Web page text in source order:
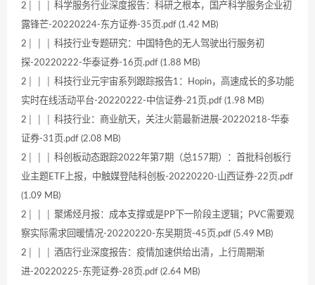
2│ │ │ 科学服务行业深度报告：科研之根本，国产科学服务企业初
露锋芒-20220224-东方证券-35页.pdf (1.42 MB)
2│ │ │ 科技行业专题研究：中国特色的无人驾驶出行服务初
探-20220222-华泰证券-16页.pdf (1.88 MB)
2│ │ │ 科技行业元宇宙系列跟踪报告1：Hopin，高速成长的多功能
实时在线活动平台-20220222-中信证券-21页.pdf (1.98 MB)
2│ │ │ 科技行业：商业航天，关注火箭最新进展-20220218-华泰
证券-31页.pdf (2.08 MB)
2│ │ │ 科创板动态跟踪2022年第7期（总157期）：首批科创板行
业主题ETF上报，中触媒登陆科创板-20220220-山西证券-22页.pdf
(1.09 MB)
2│ │ │ 聚烯烃月报：成本支撑或是PP下一阶段主逻辑；PVC需要观
察实际需求回暖情况-20220220-东吴期货-45页.pdf (5.49 MB)
2│ │ │ 酒店行业深度报告：疫情加速供给出清，上行周期渐
进-20220225-东莞证券-28页.pdf (2.64 MB)